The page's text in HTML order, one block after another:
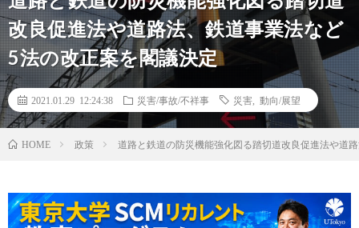
改良促進法や道路法、鉄道事業法など
5法の改正案を閣議決定
2021.01.29 12:24:38 災害/事故/不祥事 災害 動向/展望
HOME 政策 道路と鉄道の防災機能強化図る踏切道改良促進法や道